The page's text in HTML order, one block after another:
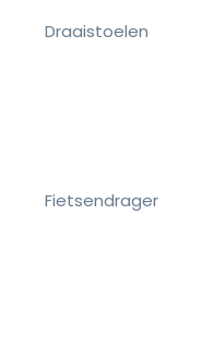
Draaistoelen
Fietsendrager